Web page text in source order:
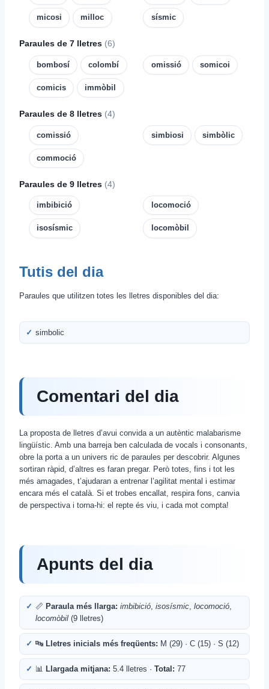
micosi milloc sísmic
Paraules de 7 lletres (6)
bombosí colombí
comicis immòbil
omissió somicoi
Paraules de 8 lletres (4)
comissió
commoció
simbiosi simbòlic
Paraules de 9 lletres (4)
imbibició
isosísmic
locomoció
locomòbil
Tutis del dia
Paraules que utilitzen totes les lletres disponibles del dia:
simbolic
Comentari del dia
La proposta de lletres d’avui convida a un autèntic malabarisme
lingüístic. Amb una barreja ben calculada de vocals i consonants,
obre la porta a un univers ric de paraules per descobrir. Algunes
sortiran ràpid, d’altres es faran pregar. Però totes, fins i tot les
més amagades, t’ajudaran a entrenar l’agilitat mental i estimar
encara més el català. Si et trobes encallat, respira fons, canvia
de perspectiva i torna-hi: el repte és viu, i cada mot compta!
Apunts del dia
📏 Paraula més llarga: imbibició, isosísmic, locomoció,
locomòbil (9 lletres)
🔤 Lletres inicials més freqüents: M (29) · C (15) · S (12)
📊 Llargada mitjana: 5.4 lletres · Total: 77